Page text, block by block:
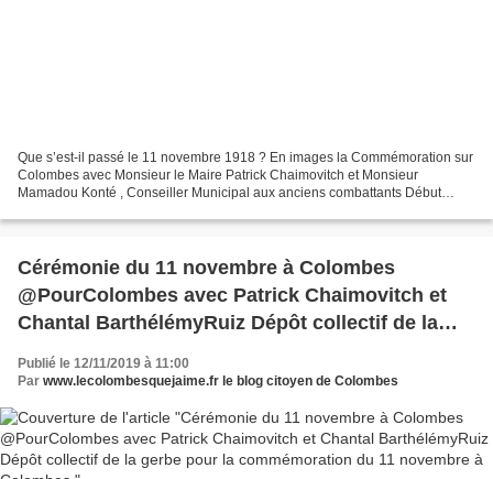
Que s’est-il passé le 11 novembre 1918 ? En images la Commémoration sur
Colombes avec Monsieur le Maire Patrick Chaimovitch et Monsieur
Mamadou Konté , Conseiller Municipal aux anciens combattants Début
Cérémonie du 11 novembre à Colombes
@PourColombes avec Patrick Chaimovitch et
Chantal BarthélémyRuiz Dépôt collectif de la
à Colombes
Publié le 12/11/2019 à 11:00
Par www.lecolombesquejaime.fr le blog citoyen de Colombes